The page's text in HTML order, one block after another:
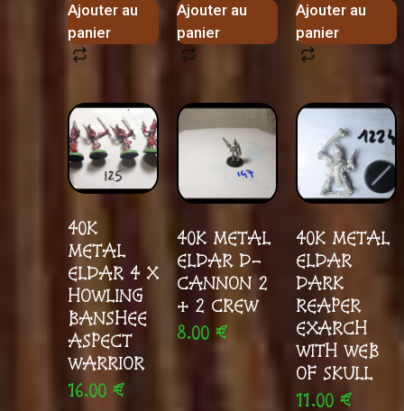
Ajouter au
panier
Ajouter au
panier
Ajouter au
panier
40K
METAL
ELDAR 4 X
HOWLING
BANSHEE
ASPECT
WARRIOR
16.00 €
40K METAL
ELDAR D-
CANNON 2
+ 2 CREW
8.00 €
40K METAL
ELDAR
DARK
REAPER
EXARCH
WITH WEB
OF SKULL
11.00 €